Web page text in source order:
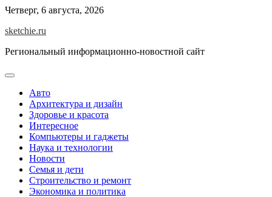
Skip
content
Четверг, 6 августа, 2026
sketchie.ru
Региональный информационно-новостной сайт
Авто
Архитектура и дизайн
Здоровье и красота
Интересное
Компьютеры и гаджеты
Наука и технологии
Новости
Семья и дети
Строительство и ремонт
Экономика и политика